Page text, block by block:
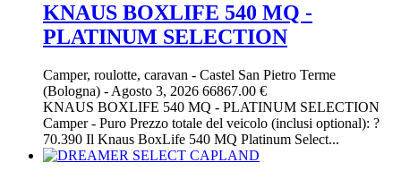
KNAUS BOXLIFE 540 MQ -
PLATINUM SELECTION
Camper, roulotte, caravan - Castel San Pietro Terme
(Bologna) - Agosto 3, 2026 66867.00 €
KNAUS BOXLIFE 540 MQ - PLATINUM SELECTION
Camper - Puro Prezzo totale del veicolo (inclusi optional): ?
70.390 Il Knaus BoxLife 540 MQ Platinum Select...